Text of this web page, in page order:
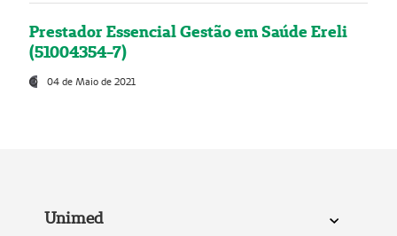
Prestador Essencial Gestão em Saúde Ereli
(51004354-7)
04 de Maio de 2021
Unimed